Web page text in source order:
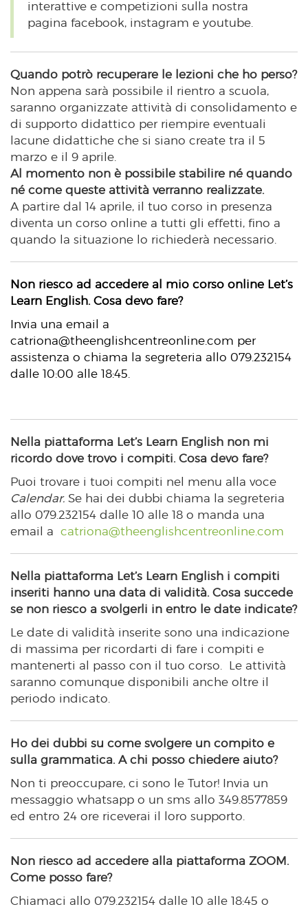
interattive e competizioni sulla nostra
pagina facebook, instagram e youtube.
Quando potrò recuperare le lezioni che ho perso?
Non appena sarà possibile il rientro a scuola,
saranno organizzate attività di consolidamento e
di supporto didattico per riempire eventuali
lacune didattiche che si siano create tra il 5
marzo e il 9 aprile.
Al momento non è possibile stabilire né quando
né come queste attività verranno realizzate.
A partire dal 14 aprile, il tuo corso in presenza
diventa un corso online a tutti gli effetti, fino a
quando la situazione lo richiederà necessario.
Non riesco ad accedere al mio corso online Let’s
Learn English. Cosa devo fare?
Invia una email a
catriona@theenglishcentreonline.com per
assistenza o chiama la segreteria allo 079.232154
dalle 10:00 alle 18:45.
Nella piattaforma Let’s Learn English non mi
ricordo dove trovo i compiti. Cosa devo fare?
Puoi trovare i tuoi compiti nel menu alla voce
Calendar. Se hai dei dubbi chiama la segreteria
allo 079.232154 dalle 10 alle 18 o manda una
email a catriona@theenglishcentreonline.com
Nella piattaforma Let’s Learn English i compiti
inseriti hanno una data di validità. Cosa succede
se non riesco a svolgerli in entro le date indicate?
Le date di validità inserite sono una indicazione
di massima per ricordarti di fare i compiti e
mantenerti al passo con il tuo corso. Le attività
saranno comunque disponibili anche oltre il
periodo indicato.
Ho dei dubbi su come svolgere un compito e
sulla grammatica. A chi posso chiedere aiuto?
Non ti preoccupare, ci sono le Tutor! Invia un
messaggio whatsapp o un sms allo 349.8577859
ed entro 24 ore riceverai il loro supporto.
Non riesco ad accedere alla piattaforma ZOOM.
Come posso fare?
Chiamaci allo 079.232154 dalle 10 alle 18:45 o